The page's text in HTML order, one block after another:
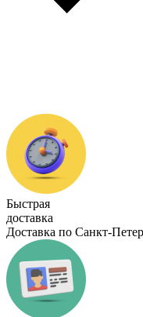
Быстрая
доставка
Доставка по Санкт-